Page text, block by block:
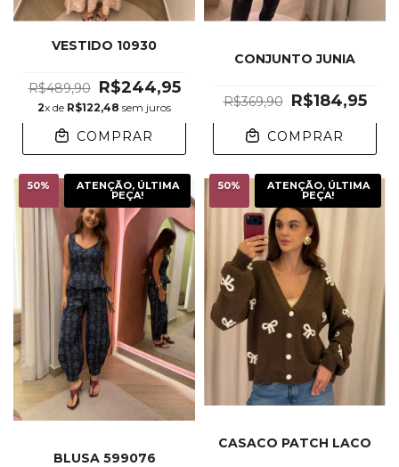
VESTIDO 10930
R$489,90 R$244,95
2x de R$122,48 sem juros
COMPRAR
CONJUNTO JUNIA
R$369,90 R$184,95
COMPRAR
50% ATENÇÃO, ÚLTIMA
PEÇA!
BLUSA 599076
50% ATENÇÃO, ÚLTIMA
PEÇA!
CASACO PATCH LACO